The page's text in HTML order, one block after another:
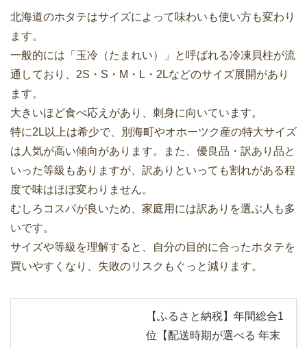
北海道のホタテはサイズによって味わいも使い方も変わり
ます。
一般的には「玉冷（たまれい）」と呼ばれる冷凍貝柱が流
通しており、2S・S・M・L・2Lなどのサイズ展開があり
ます。
大きいほど食べ応えがあり、刺身に向いています。
特に2L以上は希少で、別海町やオホーツク産の特大サイズ
は人気が高い傾向があります。また、優良品・訳あり品と
いった等級もありますが、訳ありといっても割れがある程
度で味はほぼ変わりません。
むしろコスパが良いため、家庭用には訳ありを選ぶ人も多
いです。
サイズや等級を理解すると、自分の目的に合ったホタテを
買いやすくなり、失敗のリスクもぐっと減ります。
【ふるさと納税】年間総合1
位【配送時期が選べる 年末